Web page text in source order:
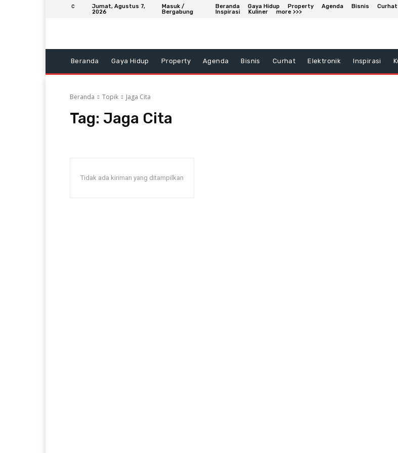
C
Jumat, Agustus 7,
2026
Masuk /
Bergabung
Beranda Gaya Hidup Property Agenda Bisnis Curhat
Inspirasi
Kuliner more >>>
Beranda Gaya Hidup Property Agenda Bisnis Curhat Elektronik Inspirasi
Beranda Topik Jaga Cita
Tag: Jaga Cita
Tidak ada kiriman yang ditampilkan